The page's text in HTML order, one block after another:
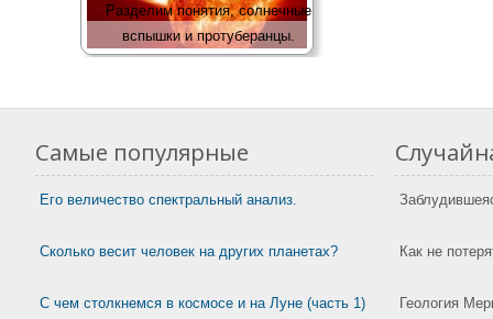
Разделим понятия, солнечные
вспышки и протуберанцы.
Самые популярные
Его величество спектральный анализ.
Сколько весит человек на других планетах?
С чем столкнемся в космосе и на Луне (часть 1)
Как не
Геология